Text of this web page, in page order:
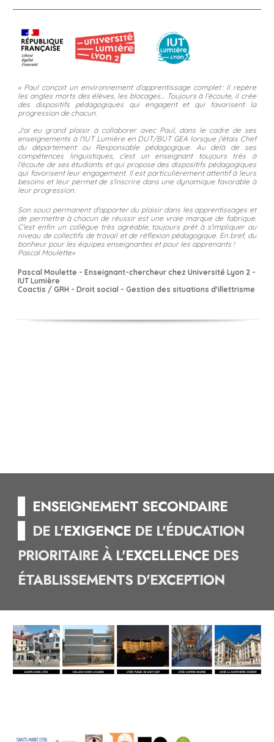
« Paul conçoit un environnement d’apprentissage complet : il repère
les angles morts des élèves, les blocages… Toujours à l’écoute, il crée
des dispositifs pédagogiques qui engagent et qui favorisent la
progression de chacun.
J'ai eu grand plaisir à collaborer avec Paul, dans le cadre de ses
enseignements à l'IUT Lumière en DUT/BUT GEA lorsque j'étais Chef
du département ou Responsable pédagogique. Au delà de ses
compétences linguistiques, c'est un enseignant toujours très à
l'écoute de ses étudiants et qui propose des dispositifs pédagogiques
qui favorisent leur engagement. Il est particulièrement attentif à leurs
besoins et leur permet de s'inscrire dans une dynamique favorable à
leur progression.
Son souci permanent d'apporter du plaisir dans les apprentissages et
de permettre à chacun de réussir est une vraie marque de fabrique.
C'est enfin un collègue très agréable, toujours prêt à s'impliquer au
niveau de collectifs de travail et de réflexion pédagogique. En bref, du
bonheur pour les équipes enseignantes et pour les apprenants !
Pascal Moulette»
Pascal Moulette - Enseignant-chercheur chez Université Lyon 2 -
IUT Lumière
Coactis / GRH - Droit social - Gestion des situations d'illettrisme
ENSEIGNEMENT SECONDAIRE
DE L'EXIGENCE DE L'ÉDUCATION
PRIORITAIRE À L'EXCELLENCE DES
ÉTABLISSEMENTS D'EXCEPTION